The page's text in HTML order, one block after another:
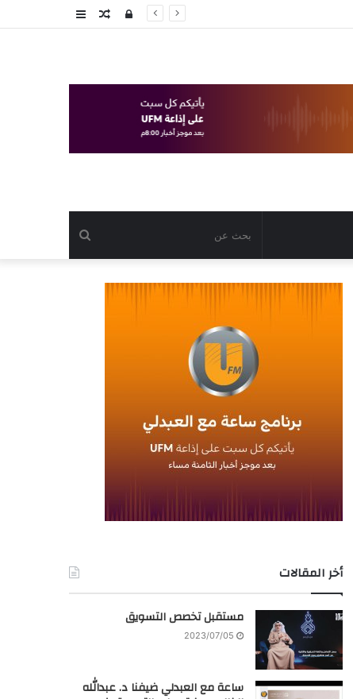
عمودمقالتسجيل
بحث
أخر المقالات
مستقبل تخصص التسويق
2023/07/05
ساعة مع العبدلي ضيفنا د. عبدالله